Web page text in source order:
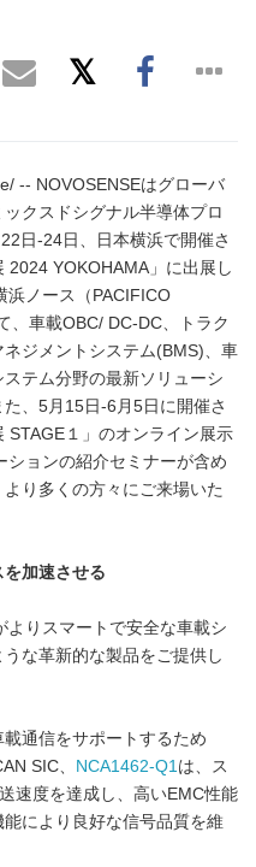
-- NOVOSENSEはグローバ
クスドシグナル半導体プロ
日‐24日、日本横浜で開催さ
2024 YOKOHAMA」に出展し
浜ノース（PACIFICO
、車載OBC/ DC-DC、トラク
ジメントシステム(BMS)、車
テム分野の最新ソリューシ
、5月15日‐6月5日に開催さ
STAGE１」のオンライン展示
ションの紹介セミナーが含め
り多くの方々にご来場いた
加速させる
よりスマートで安全な車載シ
な革新的な製品をご提供し
通信をサポートするため
SIC、
NCA1462-Q1は、ス
速度を達成し、高いEMC性能
により良好な信号品質を維